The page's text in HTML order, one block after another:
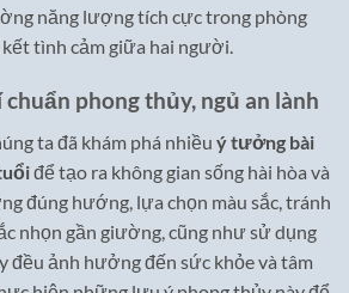
năng lượng tích cực trong phòng
kết tình cảm giữa hai người.
phong thủy, ngủ an lành
ta đã khám phá nhiều ý tưởng bài
để tạo ra không gian sống hài hòa và
đúng hướng, lựa chọn màu sắc, tránh
nhọn gần giường, cũng như sử dụng
đều ảnh hưởng đến sức khỏe và tâm